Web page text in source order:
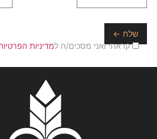
קראתי ואני מסכים/ה למדיניות